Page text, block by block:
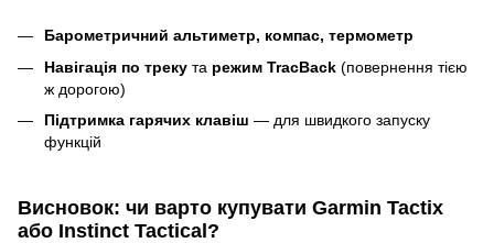
Барометричний альтиметр, компас, термометр
Навігація по треку та режим TracBack (повернення тією
ж дорогою)
Підтримка гарячих клавіш — для швидкого запуску
функцій
Висновок: чи варто купувати Garmin Tactix
або Instinct Tactical?